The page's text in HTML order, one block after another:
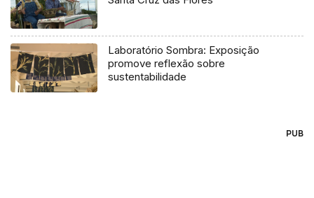
Laboratório Sombra: Exposição
promove reflexão sobre
sustentabilidade
PUB